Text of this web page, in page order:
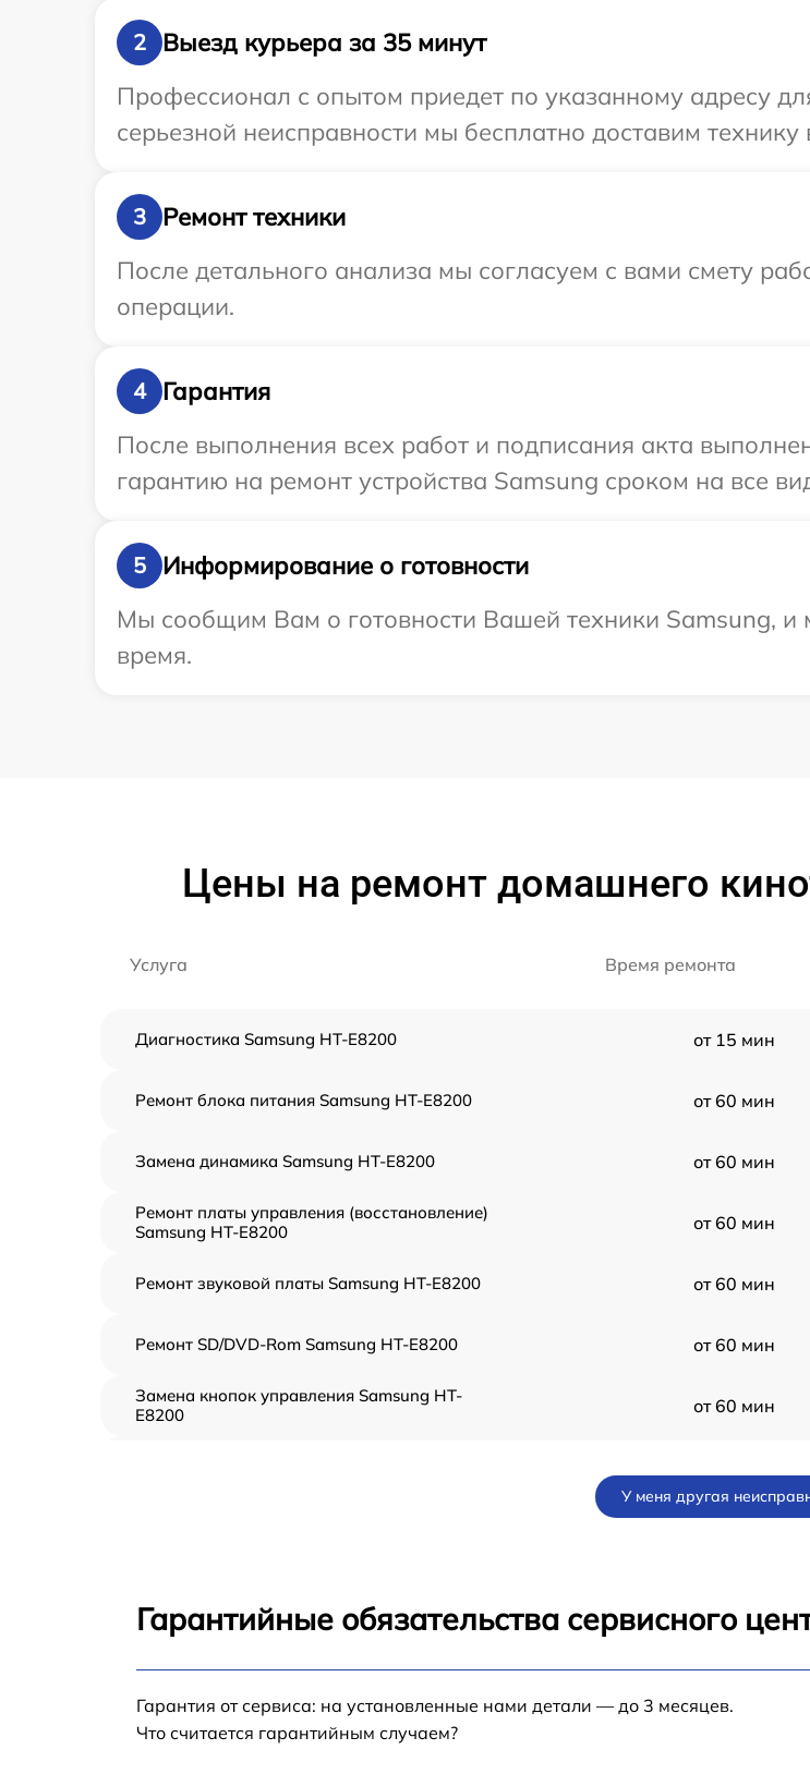
2
Выезд курьера за 35 минут
Профессионал с опытом приедет по указанному адресу
серьезной неисправности мы бесплатно доставим
3
Ремонт техники
После детального анализа мы согласуем с вами смету
операции.
4
Гарантия
После выполнения всех работ и подписания акта
гарантию на ремонт устройства Samsung сроком на все
5
Информирование о готовности
Мы сообщим Вам о готовности Вашей техники Samsung, и
время.
Цены на ремонт домашнего
Услуга Время ремонта
Диагностика Samsung HT-E8200 от 15 мин
Ремонт блока питания Samsung HT-E8200 от 60 мин
Замена динамика Samsung HT-E8200 от 60 мин
Ремонт платы управления (восстановление)
Samsung HT-E8200
от 60 мин
Ремонт звуковой платы Samsung HT-E8200 от 60 мин
Ремонт SD/DVD-Rom Samsung HT-E8200 от 60 мин
Замена кнопок управления Samsung HT-
E8200
от 60 мин
У меня другая
Гарантийные обязательства сервисного
Гарантия от сервиса: на установленные нами детали — до 3 месяцев.
Что считается гарантийным случаем?